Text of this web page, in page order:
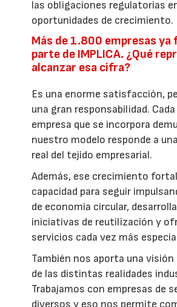
las obligaciones regulatorias
oportunidades de crecimiento.
Más de 1.800 empresas ya
parte de IMPLICA. ¿Qué
alcanzar esa cifra?
Es una enorme satisfacción,
una gran responsabilidad.
empresa que se incorpora
nuestro modelo responde a
real del tejido empresarial.
Además, ese crecimiento
capacidad para seguir
de economía circular,
iniciativas de reutilización y
servicios cada vez más
También nos aporta una visión
de las distintas realidades
Trabajamos con empresas de